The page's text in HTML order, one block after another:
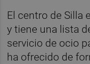
El centro de Silla
y tiene una lista
servicio de ocio
ha ofrecido de